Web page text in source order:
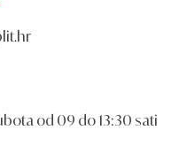
od 09 do 13:30 sati